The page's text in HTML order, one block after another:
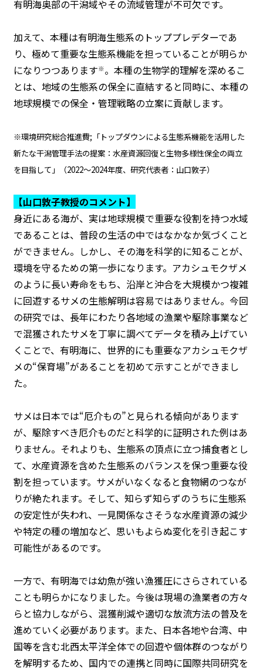
有明海奥部の干潟域やその流域管理が不可欠です。
加えて、本種は有明海生態系のトッププレデターであ
り、極めて重要な生態系機能を担っていることが明らか
になりつつあります※ 。本種の生物学的理解を深めるこ
とは、地域の生態系の保全に直結すると同時に、本種の
地球規模での保全・管理戦略の立案に貢献します。
※環境研究総合推進費;「トップダウンによる生態系機能を活用した
新たな干潟管理手法の提案：水産資源回復と生物多様性保全の両立
を目指して」（2022～2024年度、研究代表者：山口敦子）
【山口敦子教授のコメント】
身近にある海が、実は地球規模で重要な役割を持つ水域
であることは、普段の生活の中ではなかなか気づくこと
ができません。しかし、その海を科学的に知ることが、
環境を守るための第一歩になります。アカシュモクザメ
のように長い寿命をもち、沿岸と沖合を大規模かつ複雑
に回遊するサメの生態解明は容易ではありません。今回
の研究では、長年にわたり各地域の漁業や駆除事業など
で混獲されたサメを丁寧に調べてデータを積み上げてい
くことで、有明海に、世界的にも重要なアカシュモクザ
メの“保育場”があることを初めて示すことができまし
た。
サメは日本では“厄介もの”と見られる傾向があります
が、駆除すべき厄介ものだと科学的に証明された例はあ
りません。それよりも、生態系の頂点に立つ捕食者とし
て、水産資源を含めた生態系のバランスを保つ重要な役
割を担っています。サメがいなくなると食物網のつなが
りが絶たれます。そして、知らず知らずのうちに生態系
の安定性が失われ、一見関係なさそうな水産資源の減少
や特定の種の増加など、思いもよらぬ変化を引き起こす
可能性があるのです。
一方で、有明海では幼魚が強い漁獲圧にさらされている
ことも明らかになりました。今後は現場の漁業者の方々
らと協力しながら、混獲削減や適切な放流方法の普及を
進めていく必要があります。また、日本各地や台湾、中
国等を含む北西太平洋全体での回遊や個体群のつながり
を解明するため、国内での連携と同時に国際共同研究を